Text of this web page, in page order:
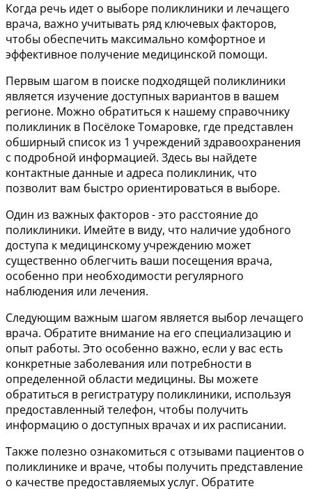
Когда речь идет о выборе поликлиники и лечащего
врача, важно учитывать ряд ключевых факторов,
чтобы обеспечить максимально комфортное и
эффективное получение медицинской помощи.
Первым шагом в поиске подходящей поликлиники
является изучение доступных вариантов в вашем
регионе. Можно обратиться к нашему справочнику
поликлиник в Посёлоке Томаровке, где представлен
обширный список из 1 учреждений здравоохранения
с подробной информацией. Здесь вы найдете
контактные данные и адреса поликлиник, что
позволит вам быстро ориентироваться в выборе.
Один из важных факторов - это расстояние до
поликлиники. Имейте в виду, что наличие удобного
доступа к медицинскому учреждению может
существенно облегчить ваши посещения врача,
особенно при необходимости регулярного
наблюдения или лечения.
Следующим важным шагом является выбор лечащего
врача. Обратите внимание на его специализацию и
опыт работы. Это особенно важно, если у вас есть
конкретные заболевания или потребности в
определенной области медицины. Вы можете
обратиться в регистратуру поликлиники, используя
предоставленный телефон, чтобы получить
информацию о доступных врачах и их расписании.
Также полезно ознакомиться с отзывами пациентов о
поликлинике и враче, чтобы получить представление
о качестве предоставляемых услуг. Обратите